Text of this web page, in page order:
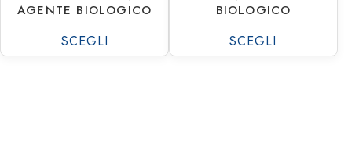
AGENTE BIOLOGICO
SCEGLI
BIOLOGICO
SCEGLI